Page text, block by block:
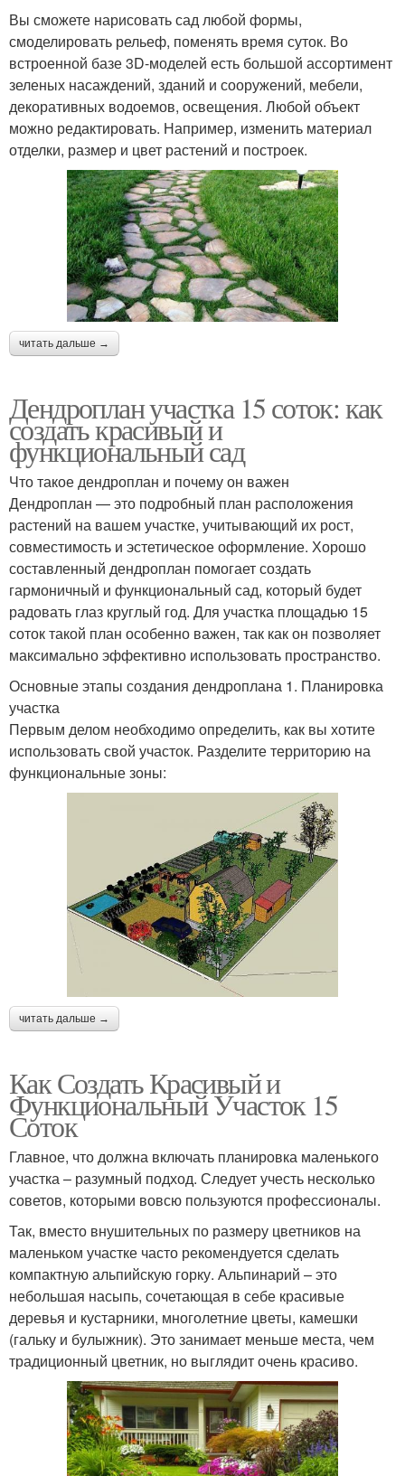
Вы сможете нарисовать сад любой формы,
смоделировать рельеф, поменять время суток. Во
встроенной базе 3D-моделей есть большой ассортимент
зеленых насаждений, зданий и сооружений, мебели,
декоративных водоемов, освещения. Любой объект
можно редактировать. Например, изменить материал
отделки, размер и цвет растений и построек.
читать дальше →
Дендроплан участка 15 соток: как
создать красивый и
функциональный сад
Что такое дендроплан и почему он важен
Дендроплан — это подробный план расположения
растений на вашем участке, учитывающий их рост,
совместимость и эстетическое оформление. Хорошо
составленный дендроплан помогает создать
гармоничный и функциональный сад, который будет
радовать глаз круглый год. Для участка площадью 15
соток такой план особенно важен, так как он позволяет
максимально эффективно использовать пространство.
Основные этапы создания дендроплана 1. Планировка
участка
Первым делом необходимо определить, как вы хотите
использовать свой участок. Разделите территорию на
функциональные зоны:
читать дальше →
Как Создать Красивый и
Функциональный Участок 15
Соток
Главное, что должна включать планировка маленького
участка – разумный подход. Следует учесть несколько
советов, которыми вовсю пользуются профессионалы.
Так, вместо внушительных по размеру цветников на
маленьком участке часто рекомендуется сделать
компактную альпийскую горку. Альпинарий – это
небольшая насыпь, сочетающая в себе красивые
деревья и кустарники, многолетние цветы, камешки
(гальку и булыжник). Это занимает меньше места, чем
традиционный цветник, но выглядит очень красиво.